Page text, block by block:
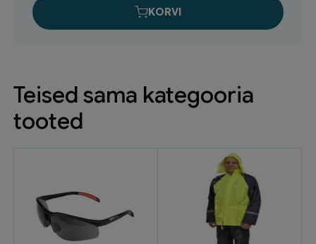
KORVI
Teised sama kategooria
tooted